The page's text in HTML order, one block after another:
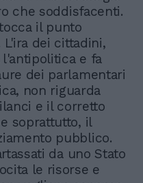
che soddisfacenti.
il punto
dei cittadini,
e fa
dei parlamentari
non riguarda
e il corretto
soprattutto, il
pubblico.
da uno Stato
le risorse e